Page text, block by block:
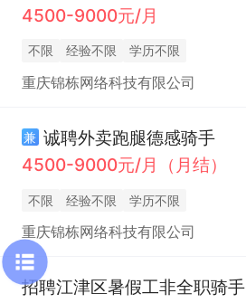
4500-9000元/月
不限 经验不限 学历不限
重庆锦栋网络科技有限公司
兼 诚聘外卖跑腿德感骑手
4500-9000元/月（月结）
不限 经验不限 学历不限
重庆锦栋网络科技有限公司
招聘江津区暑假工非全职骑手